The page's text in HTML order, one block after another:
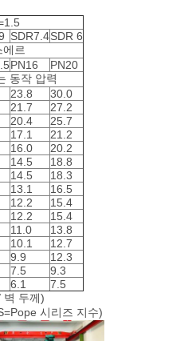
SDR7.4SDR 6
에르
PN16
PN20
동작 압력
23.8
30.0
21.7
27.2
20.4
25.7
17.1
21.2
16.0
20.2
14.5 18.8
14.5
18.3
13.1
16.5
12.2
15.4
12.2
15.4
11.0
13.8
10.1
12.7
9.9
12.3
7.5
9.3
6.1
7.5
벽 두께)
시리즈 지수)